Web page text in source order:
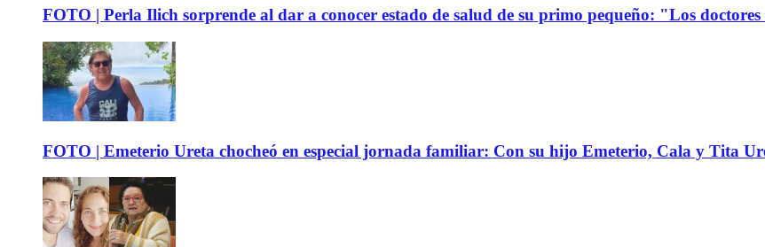
FOTO | Perla Ilich sorprende al dar a conocer estado de salud de su primo pequeño: "Los
FOTO | Emeterio Ureta chocheó en especial jornada familiar: Con su hijo Emeterio, Cala y Tita